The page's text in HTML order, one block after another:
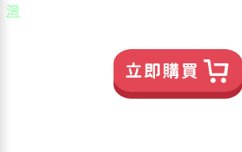
灣